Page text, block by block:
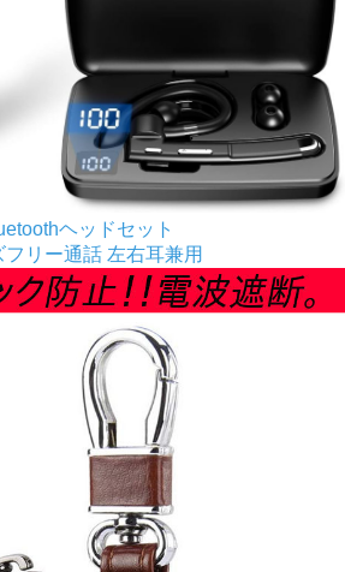
ヘッドセット
フリー通話 左右耳兼用